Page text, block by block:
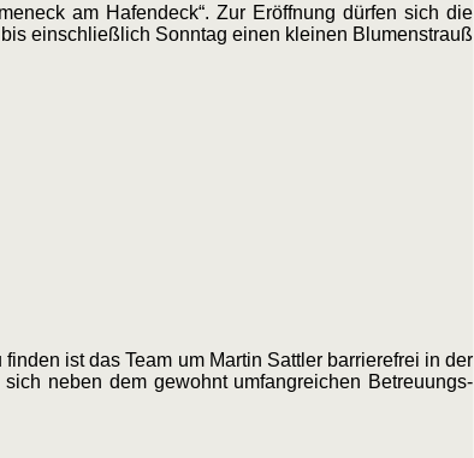
am Hafendeck“. Zur Eröffnung dürfen sich die
einschließlich Sonntag einen kleinen Blumenstrauß
ist das Team um Martin Sattler barrierefrei in der
neben dem gewohnt umfangreichen Betreuungs-